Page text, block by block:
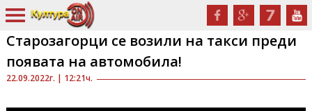
22.09.2022г. | 12:21ч.
Старозагорци се возили на такси преди
появата на автомобила!